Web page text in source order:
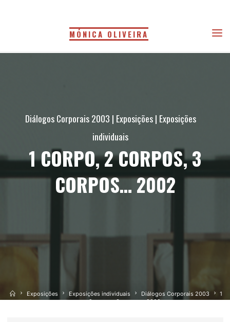
MÓNICA OLIVEIRA
Diálogos Corporais 2003 | Exposições | Exposições
individuais
1 CORPO, 2 CORPOS, 3
CORPOS… 2002
HomeExposições Exposições individuais Diálogos Corporais 2003
1
corpo, 2 corpos, 3 corpos… 2002